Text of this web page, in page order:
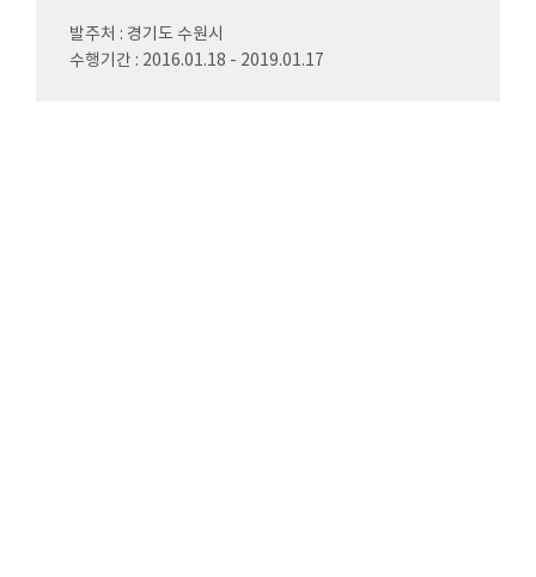
발주처 : 경기도 수원시
수행기간 : 2016.01.18 - 2019.01.17